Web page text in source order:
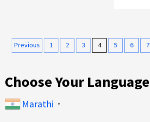
Posts
Previous 1 2 3 4 5 6 7
Choose Your Language
Marathi ▼